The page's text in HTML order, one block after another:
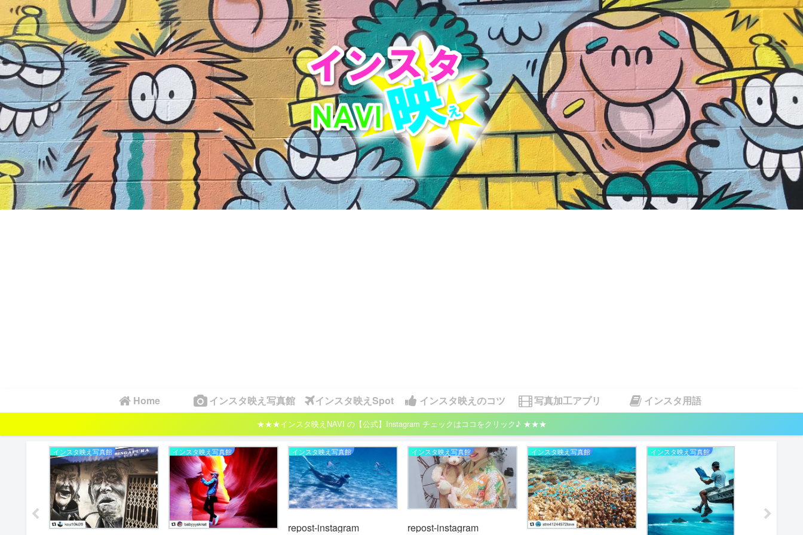
Home インスタ映え写真館 インスタ映えSpot インスタ映えのコツ 写真加工アプリ インスタ用語
★★★インスタ映えNAVI の【公式】Instagram チェックはココをクリック♪ ★★★
インスタ映え写真館 インスタ映え写真館 インスタ映え写真館
repost-instagram
インスタ映え写真館
repost-instagram
インスタ映え写真館 インスタ映え写真館